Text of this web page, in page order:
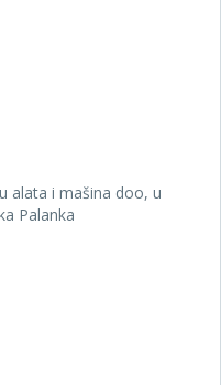
alata i mašina doo, u
Palanka